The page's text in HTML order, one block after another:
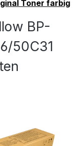
Toner farbig
BP-
50C31